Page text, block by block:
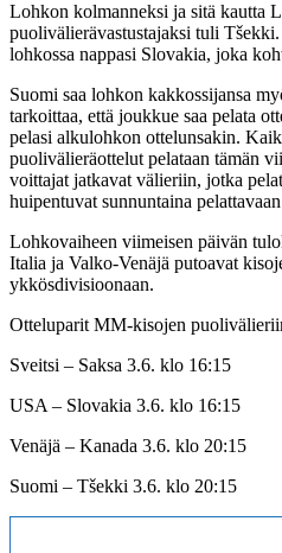
Lohkon kolmanneksi ja sitä kautta
puolivälierävastustajaksi tuli
lohkossa nappasi Slovakia, joka
Suomi saa lohkon kakkossijansa
tarkoittaa, että joukkue saa pelata
pelasi alkulohkon ottelunsakin.
puolivälieräottelut pelataan tämän
voittajat jatkavat välieriin, jotka
huipentuvat sunnuntaina
Lohkovaiheen viimeisen päivän
Italia ja Valko-Venäjä putoavat
ykkösdivisioonaan.
Otteluparit MM-kisojen
Sveitsi – Saksa 3.6. klo 16:15
USA – Slovakia 3.6. klo 16:15
Venäjä – Kanada 3.6. klo 20:15
Suomi – Tšekki 3.6. klo 20:15